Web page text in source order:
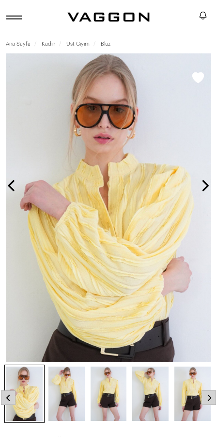
Ana Sayfa Kadın Üst Giyim Bluz